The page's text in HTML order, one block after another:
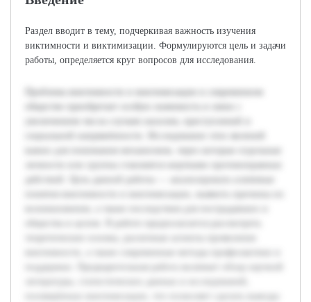
Раздел вводит в тему, подчеркивая важность изучения
виктимности и виктимизации. Формулируются цель и задачи
работы, определяется круг вопросов для исследования.